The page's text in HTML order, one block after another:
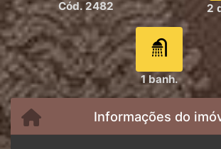
Cód. 2482 2
1 banh.
Informações do